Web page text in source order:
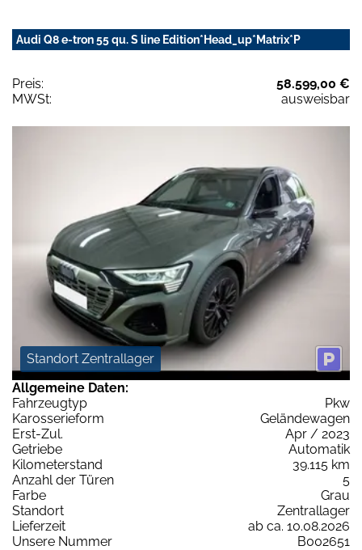
Audi Q8 e-tron 55 qu. S line Edition*Head_up*Matrix*P
Preis:
58.599,00 €
MWSt:
ausweisbar
Standort Zentrallager
Allgemeine Daten:
Fahrzeugtyp
Pkw
Karosserieform
Geländewagen
Erst-Zul.
Apr / 2023
Getriebe
Automatik
Kilometerstand
39.115 km
Anzahl der Türen
5
Farbe
Grau
Standort
Zentrallager
Lieferzeit
ab ca. 10.08.2026
Unsere Nummer
B002651